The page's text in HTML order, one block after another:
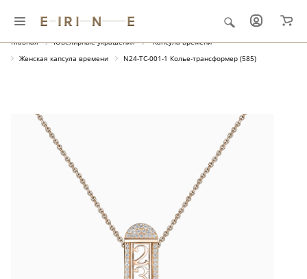
Главная Ювелирные украшения
"Капсула времени"
Женская капсула времени
N24-TC-001-1 Колье-трансформер (585)